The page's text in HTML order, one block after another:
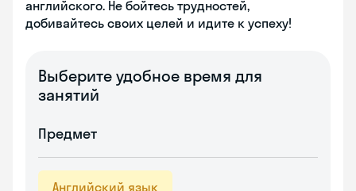
английского. Не бойтесь трудностей,
добивайтесь своих целей и идите к успеху!
Выберите удобное время для
занятий
Предмет
Английский язык